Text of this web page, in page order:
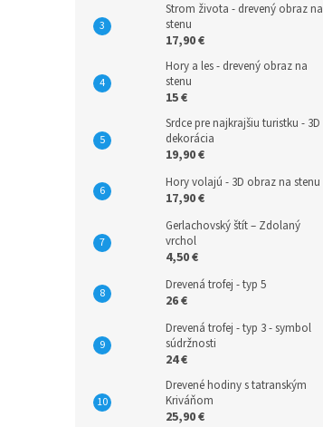
Strom života - drevený obraz na
stenu
17,90 €
Hory a les - drevený obraz na
stenu
15 €
Srdce pre najkrajšiu turistku - 3D
dekorácia
19,90 €
Hory volajú - 3D obraz na stenu
17,90 €
Gerlachovský štít – Zdolaný
vrchol
4,50 €
Drevená trofej - typ 5
26 €
Drevená trofej - typ 3 - symbol
súdržnosti
24 €
Drevené hodiny s tatranským
Kriváňom
25,90 €